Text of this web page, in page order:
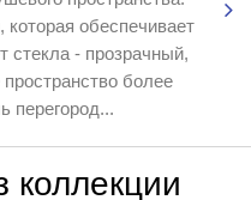
обеспечивает
стекла - прозрачный,
более
перегород...
коллекции